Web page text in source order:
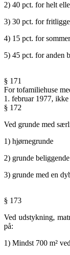
2) 40 pct. for helt
3) 30 pct. for
4) 15 pct. for
5) 45 pct. for anden
§ 171
For tofamiliehuse
1. februar 1977,
§ 172
Ved grunde med
1) hjørnegrunde
2) grunde
3) grunde med en
§ 173
Ved udstykning,
på:
1) Mindst 700 m²